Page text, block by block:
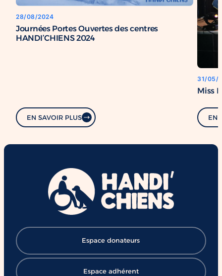
28/08/2024
Journées Portes Ouvertes des centres
HANDI’CHIENS 2024
EN SAVOIR PLUS
31/05/
Miss
EN
Espace donateurs
Espace adhérent